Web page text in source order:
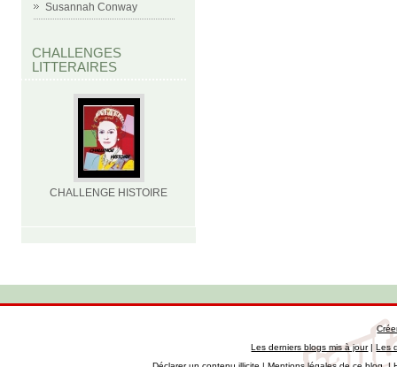
Susannah Conway
CHALLENGES
LITTERAIRES
CHALLENGE HISTOIRE
Les derniers blogs mis à jour|Les